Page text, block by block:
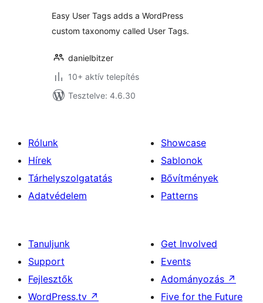
Easy User Tags adds a WordPress
custom taxonomy called User Tags.
danielbitzer
10+ aktív telepítés
Tesztelve: 4.6.30
Rólunk
Hírek
Tárhelyszolgatatás
Adatvédelem
Showcase
Sablonok
Bővítmények
Patterns
Tanuljunk
Support
Fejlesztők
WordPress.tv ↗
Get Involved
Events
Adományozás ↗
Five for the Future